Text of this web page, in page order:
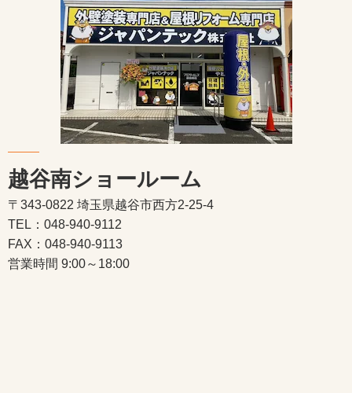
越谷南ショールーム
〒343-0822 埼玉県越谷市西方2-25-4
TEL：048-940-9112
FAX：048-940-9113
営業時間 9:00～18:00